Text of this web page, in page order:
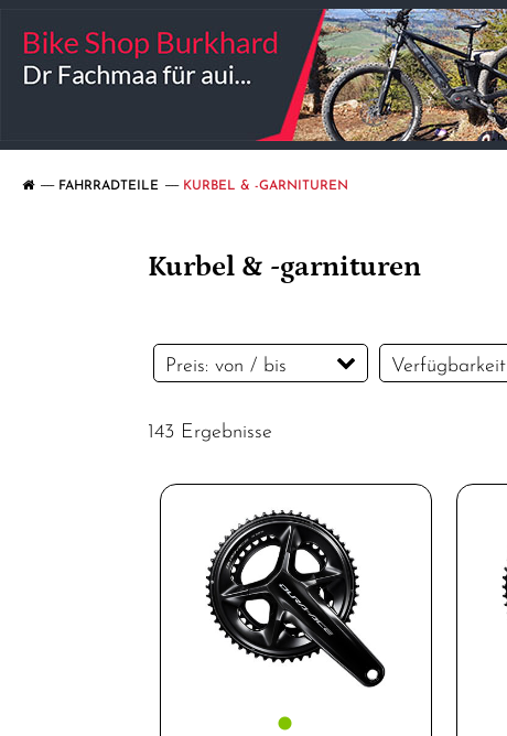
FAHRRADTEILE KURBEL & -GARNITUREN
Kurbel & -garnituren
Preis: von / bis
CHF
Verfügbarkeit
143 Ergebnisse